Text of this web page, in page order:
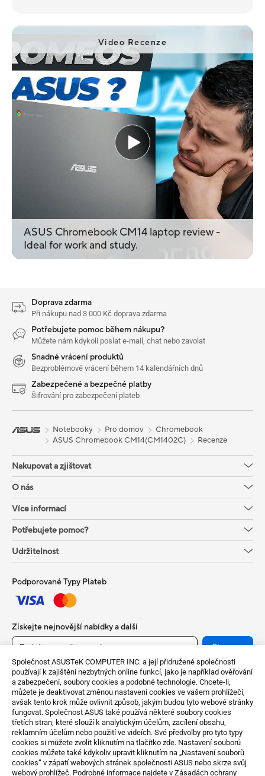
Společnost ASUSTeK COMPUTER INC. a její přidružené společnosti
používají k zajištění nezbytných online funkcí, jako je například ověřování
a zabezpečení, soubory cookies a podobné technologie. Chcete-li,
můžete je deaktivovat změnou nastavení cookies ve vašem prohlížeči,
avšak tento krok může ovlivnit způsob, jakým budou tyto webové stránky
fungovat. Společnost ASUS také používá některé soubory cookies
třetích stran, které slouží k analytickým účelům, zacílení obsahu,
reklamním účelům nebo použití ve videích. Své předvolby pro tyto typy
cookies si můžete zvolit kliknutím na tlačítko zde. Nastavení souborů
cookies můžete také kdykoliv upravit kliknutím na „Nastavení souborů
cookies“ v zápatí webových stránek společnosti ASUS nebo skrze svůj
webový prohlížeč. Podrobné informace najdete v Zásadách ochrany
Video Recenze
ASUS Chromebook CM14 laptop review -
Ideal for work and study.
Doprava zdarma
Při nákupu nad 3 000 Kč doprava zdarma
Potřebujete pomoc během nákupu?
Můžete nám kdykoli poslat e-mail, chat nebo zavolat
Snadné vrácení produktů
Bezproblémové vrácení během 14 kalendářních dnů
Zabezpečené a bezpečné platby
Šifrování pro zabezpečení plateb
Notebooky Pro domov
Chromebook
ASUS Chromebook CM14(CM1402C)
Recenze
Nakupovat a zjištovat
O nás
Více informací
Potřebujete pomoc?
Udržitelnost
Podporované Typy Plateb
Získejte nejnovější nabídky a další
Sign up
Czech Republic / Čeština